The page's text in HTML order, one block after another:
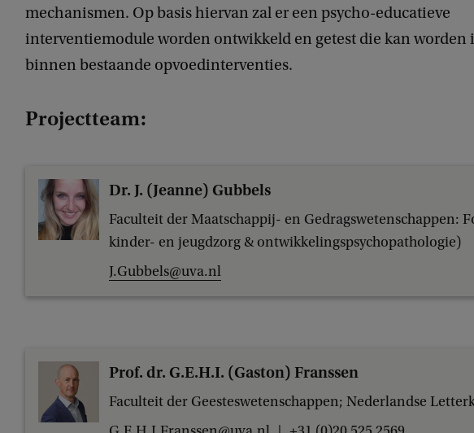
mechanismen. Op basis hiervan zal er een psycho-educatieve
interventiemodule worden ontwikkeld en getest die kan worden
binnen bestaande opvoedinterventies.
Projectteam:
Dr. J. (Jeanne) Gubbels
Faculteit der Maatschappij- en Gedragswetenschappen:
kinder- en jeugdzorg & ontwikkelingspsychopathologie)
J.Gubbels@uva.nl
Prof. dr. G.E.H.I. (Gaston) Franssen
Faculteit der Geesteswetenschappen; Nederlandse